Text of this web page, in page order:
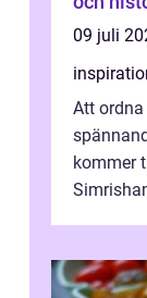
09 juli
Att
kommer